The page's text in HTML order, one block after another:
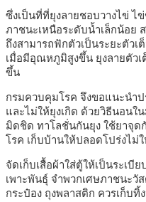
ซึ่งเป็นที่ที่ยุงลายชอบวางไข่
ภาชนะเหนือระดับน้ำเล็กน้อย
ถึงสามารถฟักตัวเป็นระยะตัว
เมื่อมีอุณหภูมิสูงขึ้น ยุงลายตัว
ขึ้น
กรมควบคุมโรค จึงขอแนะนำ
และไม่ให้ยุงเกิด ด้วยวิธีนอนใ
มิดชิด ทาโลชั่นกันยุง ใช้ยาจุ
โรค เก็บบ้านให้ปลอดโปร่งไม่
จัดเก็บเสื้อผ้าใส่ตู้ให้เป็นระเบี
เพาะพันธุ์ จำพวกเศษภาชนะวั
กระป๋อง ถุงพลาสติก ควรเก็บ